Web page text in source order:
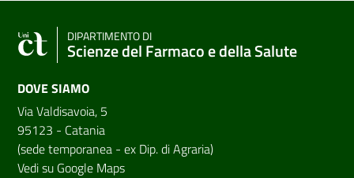
DIPARTIMENTO DI
Scienze del Farmaco e della Salute
DOVE SIAMO
Via Valdisavoia, 5
95123 - Catania
(sede temporanea - ex Dip. di Agraria)
Vedi su Google Maps